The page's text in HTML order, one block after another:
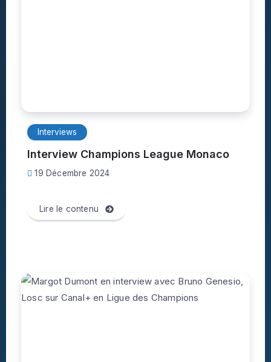
Interviews
Interview Champions League Monaco
19 Décembre 2024
Lire le contenu